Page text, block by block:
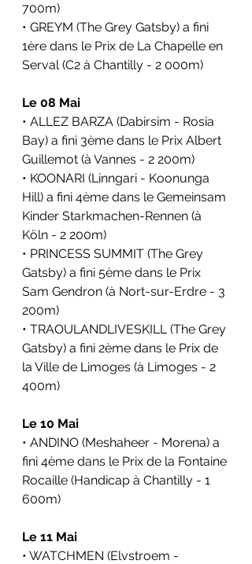
700m)
• GREYM (The Grey Gatsby) a fini
1ère dans le Prix de La Chapelle en
Serval (C2 à Chantilly - 2 000m)
Le 08 Mai
• ALLEZ BARZA (Dabirsim - Rosia
Bay) a fini 3ème dans le Prix Albert
Guillemot (à Vannes - 2 200m)
• KOONARI (Linngari - Koonunga
Hill) a fini 4ème dans le Gemeinsam
Kinder Starkmachen-Rennen (à
Köln - 2 200m)
• PRINCESS SUMMIT (The Grey
Gatsby) a fini 5ème dans le Prix
Sam Gendron (à Nort-sur-Erdre - 3
200m)
• TRAOULANDLIVESKILL (The Grey
Gatsby) a fini 2ème dans le Prix de
la Ville de Limoges (à Limoges - 2
400m)
Le 10 Mai
• ANDINO (Meshaheer - Morena) a
fini 4ème dans le Prix de la Fontaine
Rocaille (Handicap à Chantilly - 1
600m)
Le 11 Mai
• WATCHMEN (Elvstroem -